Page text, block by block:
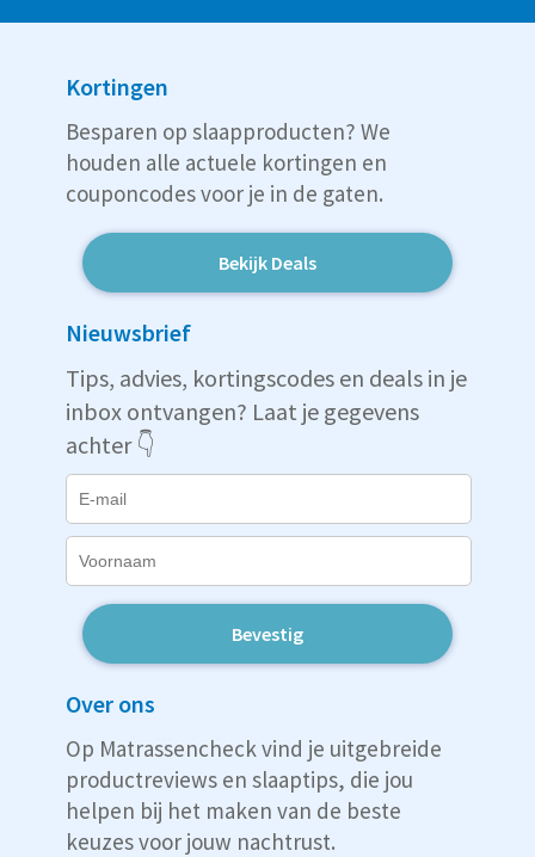
Kortingen
Besparen op slaapproducten? We
houden alle actuele kortingen en
couponcodes voor je in de gaten.
Bekijk Deals
Nieuwsbrief
Tips, advies, kortingscodes en deals in je
inbox ontvangen? Laat je gegevens
achter 👇
Bevestig
Over ons
Op Matrassencheck vind je uitgebreide
productreviews en slaaptips, die jou
helpen bij het maken van de beste
keuzes voor jouw nachtrust.